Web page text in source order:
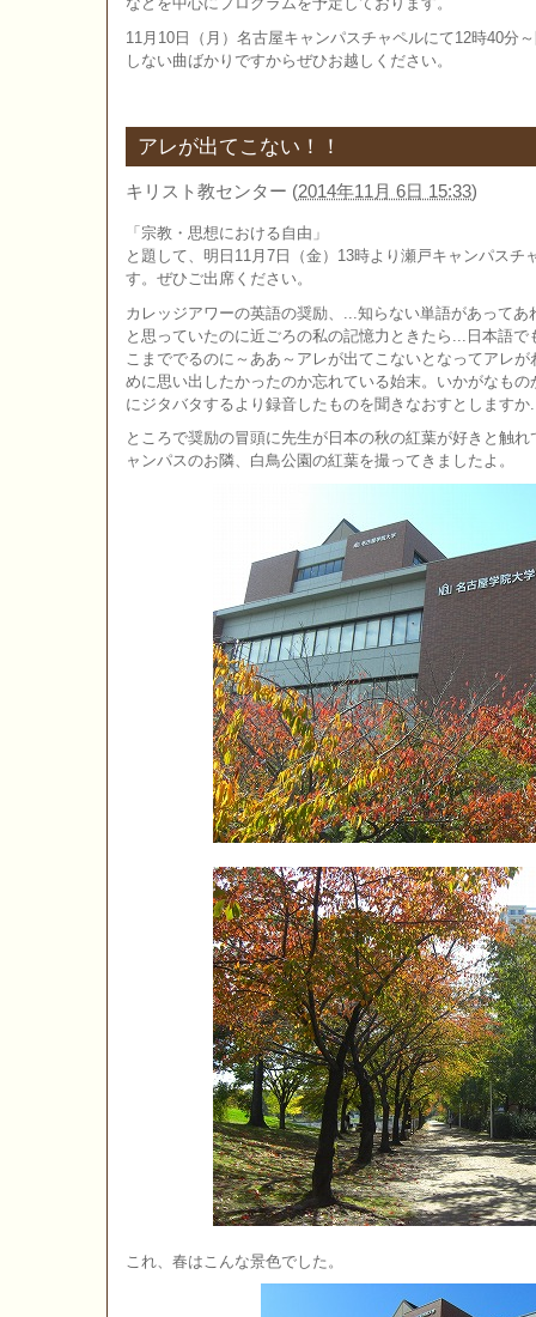
11月10日（月）名古屋キャンパスチャペルにて12時40分
しない曲ばかりですからぜひお越しください。
アレが出てこない！！
キリスト教センター (2014年11月 6日 15:33)
「宗教・思想における自由」
と題して、明日11月7日（金）13時より瀬戸キャンパスチ
す。ぜひご出席ください。
カレッジアワーの英語の奨励、...知らない単語があって
と思っていたのに近ごろの私の記憶力ときたら...日本語
こまででるのに～ああ～アレが出てこないとなってアレ
めに思い出したかったのか忘れている始末。いかがなも
にジタバタするより録音したものを聞きなおすとしますか
ところで奨励の冒頭に先生が日本の秋の紅葉が好きと触
ャンパスのお隣、白鳥公園の紅葉を撮ってきましたよ。
これ、春はこんな景色でした。